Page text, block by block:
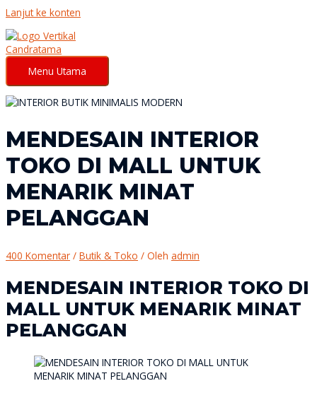
Lanjut ke konten
Menu Utama
MENDESAIN INTERIOR
TOKO DI MALL UNTUK
MENARIK MINAT
PELANGGAN
400 Komentar / Butik & Toko / Oleh admin
MENDESAIN INTERIOR TOKO DI
MALL UNTUK MENARIK MINAT
PELANGGAN